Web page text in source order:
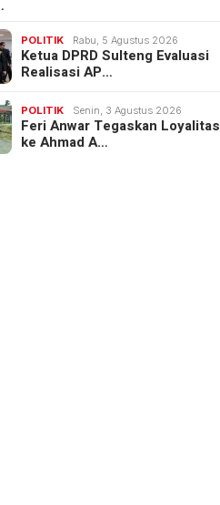
POLITIK Rabu, 5 Agustus 2026
Ketua DPRD Sulteng Evaluasi
Realisasi AP…
POLITIK Senin, 3 Agustus 2026
Feri Anwar Tegaskan Loyalitas
ke Ahmad A…